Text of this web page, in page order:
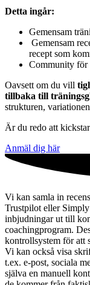
Detta ingår:
Gemensam
Gemensam
recept som
Community för
Oavsett om du vill
tillbaka till
strukturen,
Är du redo att
Anmäl dig här
Vi kan samla in
Trustpilot eller
inbjudningar ut till
coachingprogram.
kontrollsystem för att
Vi kan också visa
t.ex. e-post, sociala
själva en manuell